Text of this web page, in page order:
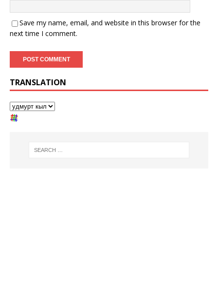
Save my name, email, and website in this browser for the
next time I comment.
TRANSLATION